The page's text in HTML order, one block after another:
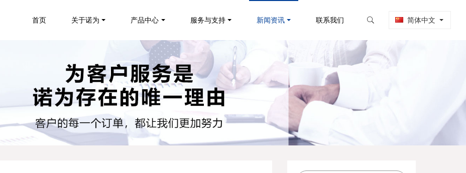
简体中文
首页 关于诺为 产品中心 服务与支持 新闻资讯 联系我们